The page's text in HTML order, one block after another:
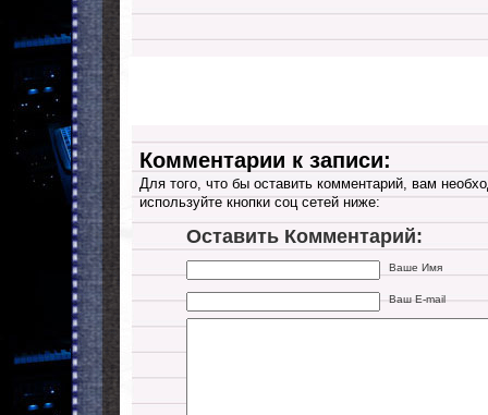
Комментарии к записи:
Для того, что бы оставить комментарий, вам
используйте кнопки соц сетей ниже:
Оставить Комментарий:
Ваше Имя
Ваш E-mail